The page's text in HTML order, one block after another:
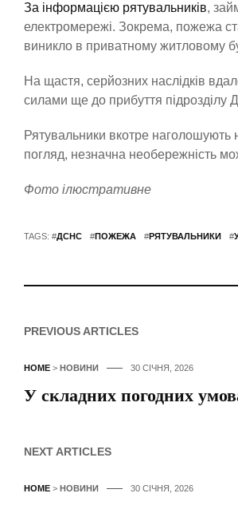
За інформацією рятувальників,
електромережі. Зокрема, пожежа
виникло в приватному житловому
На щастя, серйозних наслідків
силами ще до прибуття підрозділу
Рятувальники вкотре наголошують
погляд, незначна необережність
Фото ілюстративне
TAGS: #ДСНС #ПОЖЕЖА #РЯТУВАЛЬНИКИ #
PREVIOUS ARTICLES
HOME> НОВИНИ 30 СІЧНЯ, 2026
У складних погодних
NEXT ARTICLES
HOME> НОВИНИ 30 СІЧНЯ, 2026